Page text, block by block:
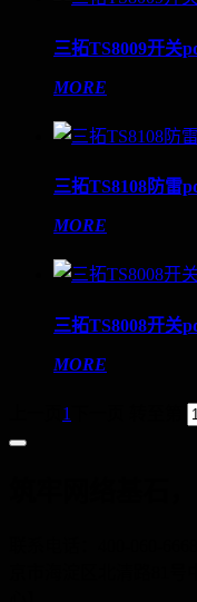
三拓TS8009开关
MORE
三拓TS8108防雷
MORE
三拓TS8008开关
MORE
1